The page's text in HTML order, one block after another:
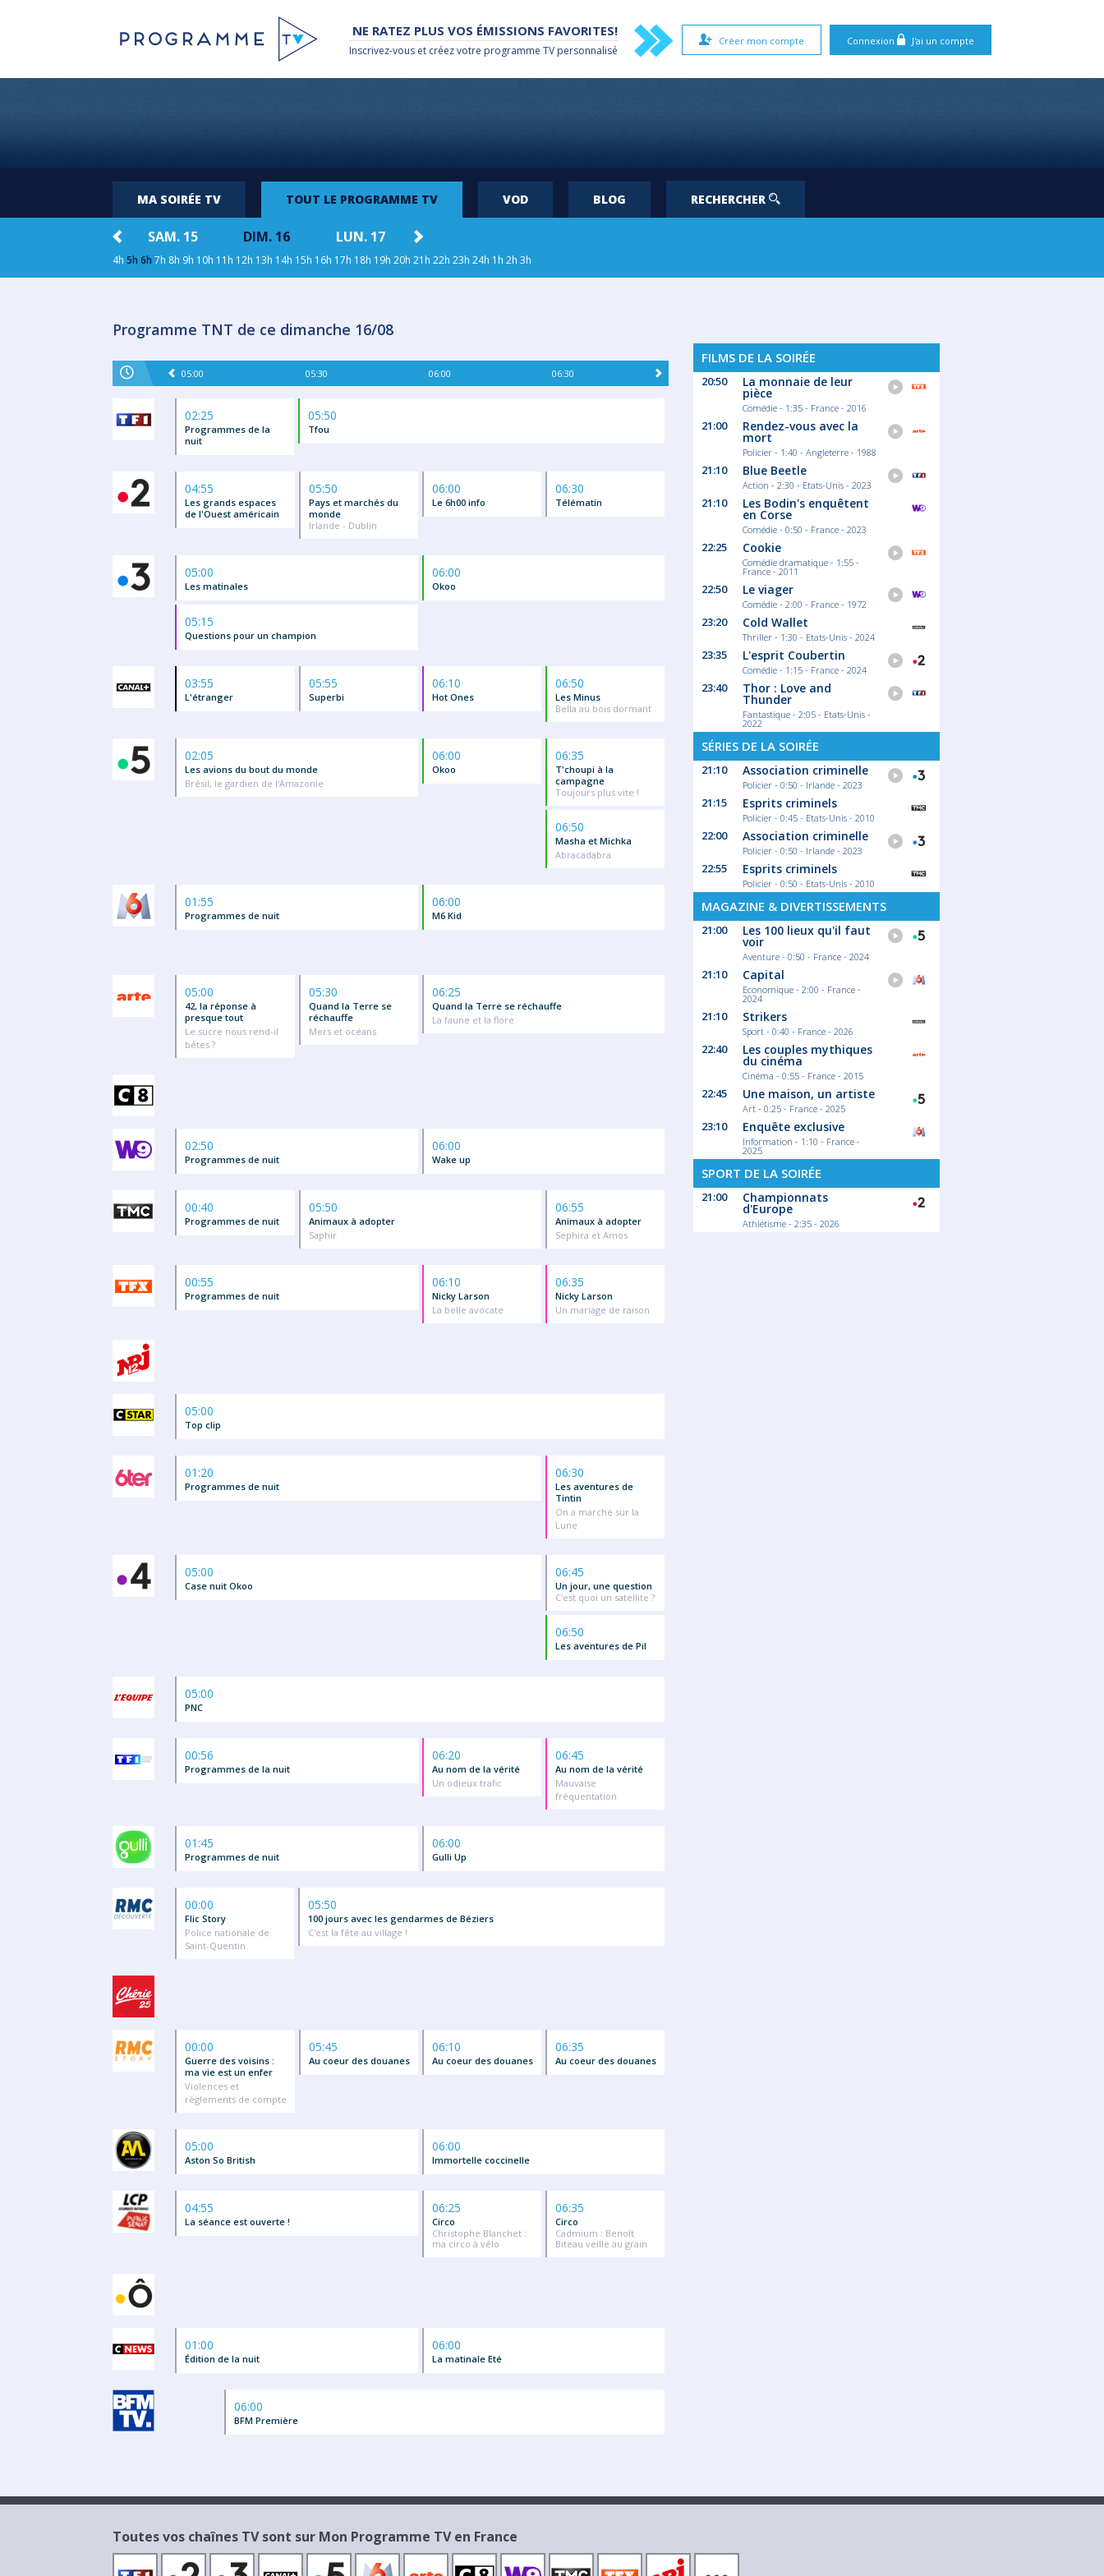
Connexion J'ai un compte
Créer mon compte
NE RATEZ PLUS VOS ÉMISSIONS FAVORITES!
Inscrivez-vous et créez votre programme TV personnalisé
MA SOIRÉE TV TOUT LE PROGRAMME TV VOD BLOG RECHERCHER
SAM. 15 DIM. 16 LUN. 17
4h 5h 6h 7h 8h 9h 10h 11h 12h 13h 14h 15h 16h 17h 18h 19h 20h 21h 22h 23h 24h 1h 2h 3h
Programme TNT de ce dimanche 16/08
05:00 05:30 06:00 06:30
02:25
Programmes de la
nuit
05:50
Tfou
04:55
Les grands espaces
de l'Ouest américain
05:50
Pays et marchés du
monde
Irlande - Dublin
06:00
Le 6h00 info
06:30
Télématin
05:00
Les matinales
05:15
Questions pour un champion
06:00
Okoo
03:55
L'étranger
05:55
Superbi
06:10
Hot Ones
06:50
Les Minus
Bella au bois dormant
02:05
Les avions du bout du monde
Brésil, le gardien de l'Amazonie
06:00
Okoo
06:35
T'choupi à la
campagne
Toujours plus vite !
06:50
Masha et Michka
Abracadabra
01:55
Programmes de nuit
06:00
M6 Kid
05:00
42, la réponse à
presque tout
Le sucre nous rend-il
bêtes ?
05:30
Quand la Terre se
réchauffe
Mers et océans
06:25
Quand la Terre se réchauffe
La faune et la flore
02:50
Programmes de nuit
06:00
Wake up
00:40
Programmes de nuit
05:50
Animaux à adopter
Saphir
06:55
Animaux à adopter
Sephira et Amos
00:55
Programmes de nuit
06:10
Nicky Larson
La belle avocate
06:35
Nicky Larson
Un mariage de raison
05:00
Top clip
01:20
Programmes de nuit
06:30
Les aventures de
Tintin
On a marché sur la
Lune
05:00
Case nuit Okoo
06:45
Un jour, une question
C'est quoi un satellite ?
06:50
Les aventures de Pil
05:00
PNC
00:56
Programmes de la nuit
06:20
Au nom de la vérité
Un odieux trafic
06:45
Au nom de la vérité
Mauvaise
fréquentation
01:45
Programmes de nuit
06:00
Gulli Up
00:00
Flic Story
Police nationale de
Saint-Quentin
05:50
100 jours avec les gendarmes de Béziers
C'est la fête au village !
00:00
Guerre des voisins :
ma vie est un enfer
Violences et
règlements de compte
05:45
Au coeur des douanes
06:10
Au coeur des douanes
06:35
Au coeur des douanes
05:00
Aston So British
06:00
Immortelle coccinelle
04:55
La séance est ouverte !
06:25
Circo
Christophe Blanchet :
ma circo à vélo
06:35
Circo
Cadmium : Benoît
Biteau veille au grain
01:00
Édition de la nuit
06:00
La matinale Eté
06:00
BFM Première
FILMS DE LA SOIRÉE
20:50 La monnaie de leur
pièce
Comédie - 1:35 - France - 2016
21:00 Rendez-vous avec la
mort
Policier - 1:40 - Angleterre - 1988
21:10 Blue Beetle
Action - 2:30 - Etats-Unis - 2023
21:10 Les Bodin's enquêtent
en Corse
Comédie - 0:50 - France - 2023
22:25 Cookie
Comédie dramatique - 1:55 -
France - 2011
22:50 Le viager
Comédie - 2:00 - France - 1972
23:20 Cold Wallet
Thriller - 1:30 - Etats-Unis - 2024
23:35 L'esprit Coubertin
Comédie - 1:15 - France - 2024
23:40 Thor : Love and
Thunder
Fantastique - 2:05 - Etats-Unis -
2022
SÉRIES DE LA SOIRÉE
21:10 Association criminelle
Policier - 0:50 - Irlande - 2023
21:15 Esprits criminels
Policier - 0:45 - Etats-Unis - 2010
22:00 Association criminelle
Policier - 0:50 - Irlande - 2023
22:55 Esprits criminels
Policier - 0:50 - Etats-Unis - 2010
MAGAZINE & DIVERTISSEMENTS
21:00 Les 100 lieux qu'il faut
voir
Aventure - 0:50 - France - 2024
21:10 Capital
Economique - 2:00 - France -
2024
21:10 Strikers
Sport - 0:40 - France - 2026
22:40 Les couples mythiques
du cinéma
Cinéma - 0:55 - France - 2015
22:45 Une maison, un artiste
Art - 0:25 - France - 2025
23:10 Enquête exclusive
Information - 1:10 - France -
2025
SPORT DE LA SOIRÉE
21:00 Championnats
d'Europe
Athlétisme - 2:35 - 2026
Toutes vos chaînes TV sont sur Mon Programme TV en France